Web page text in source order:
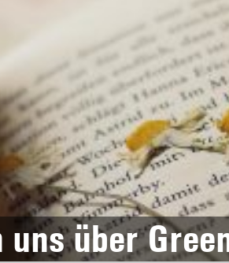
über